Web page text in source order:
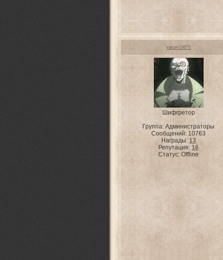
yarcev20071
Шифгретор
Группа: Администраторы
Сообщений: 10763
Награды:13
Репутация:16
Статус:Offline